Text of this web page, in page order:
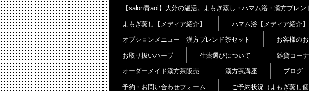
【salon青aoi】大分の温活。よもぎ蒸し・ハマム浴・漢方ブレン
よもぎ蒸し【メディア紹介】 ハマム浴【メディア紹介】
オプションメニュー 漢方ブレンド茶セット お客様の
お取り扱いハーブ 生薬選びについて 雑貨コー
オーダーメイド漢方茶販売 漢方茶講座 ブログ
予約・お問い合わせフォーム ご予約状況（よもぎ蒸し